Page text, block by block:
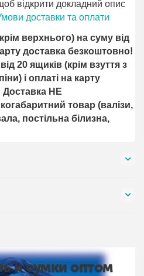
відкрити докладний опис
доставки та оплати
верхнього) на суму від
доставка безкоштовно!
20 ящиків (крім взуття з
і оплаті на карту
НЕ
товар (валізи,
постільна білизна,
и сумки оптом